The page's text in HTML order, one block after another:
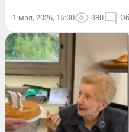
1 мая, 2026, 15:00 380